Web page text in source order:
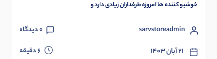
خوشبو کننده ها امروزه طرفداران زیادی دارد و
sarvstoreadmin
0دیدگاه
۲۱ آبان ۱۴۰۳ 6دقیقه